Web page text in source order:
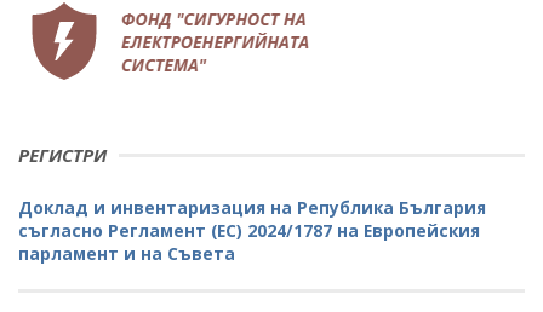
РЕГИСТРИ
Доклад и инвентаризация на Република България
съгласно Регламент (ЕС) 2024/1787 на Европейския
парламент и на Съвета